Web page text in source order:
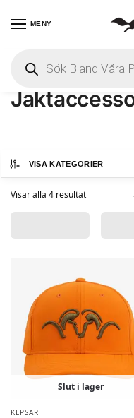
MENY
Hem » Herr »
VISA KATEGORIER
Visar alla 4 resultat
Slut i lager
KEPSAR